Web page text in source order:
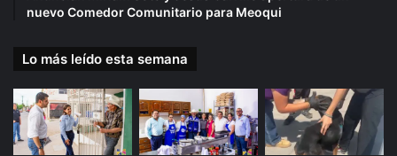
nuevo Comedor Comunitario para Meoqui
Lo más leído esta semana